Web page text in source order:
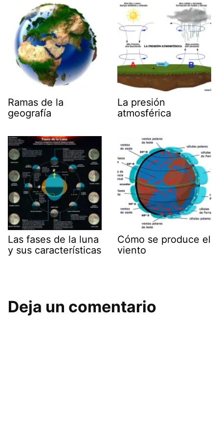
Ramas de la
geografía
La presión
atmosférica
Las fases de la luna
y sus características
Cómo se produce el
viento
Deja un comentario